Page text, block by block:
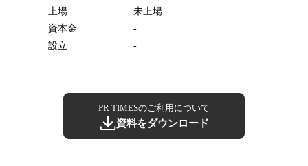
上場
未上場
資本金
-
設立
-
PR TIMESのご利用について
資料をダウンロード